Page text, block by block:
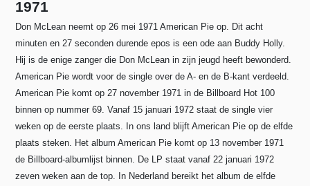
1971
Don McLean neemt op 26 mei 1971 American Pie op. Dit acht
minuten en 27 seconden durende epos is een ode aan Buddy Holly.
Hij is de enige zanger die Don McLean in zijn jeugd heeft bewonderd.
American Pie wordt voor de single over de A- en de B-kant verdeeld.
American Pie komt op 27 november 1971 in de Billboard Hot 100
binnen op nummer 69. Vanaf 15 januari 1972 staat de single vier
weken op de eerste plaats. In ons land blijft American Pie op de elfde
plaats steken. Het album American Pie komt op 13 november 1971
de Billboard-albumlijst binnen. De LP staat vanaf 22 januari 1972
zeven weken aan de top. In Nederland bereikt het album de elfde